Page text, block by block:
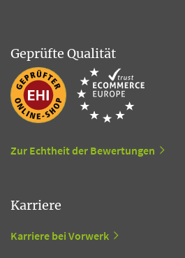
Geprüfte Qualität
Zur Echtheit der Bewertungen
Karriere
Karriere bei Vorwerk